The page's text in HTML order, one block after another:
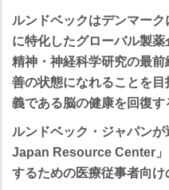
ルンドベックはデンマー
に特化したグローバル製
精神・神経科学研究の最
善の状態になれることを
義である脳の健康を回復す
ルンドベック・ジャパン
Japan Resource Center」
するための医療従事者向け